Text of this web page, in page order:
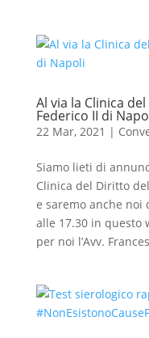
Al via la Clinica
Federico II di
22 Mar, 2021 |
Siamo lieti di
Clinica del Diritto
e saremo anche noi
alle 17.30 in questo
per noi l’Avv.